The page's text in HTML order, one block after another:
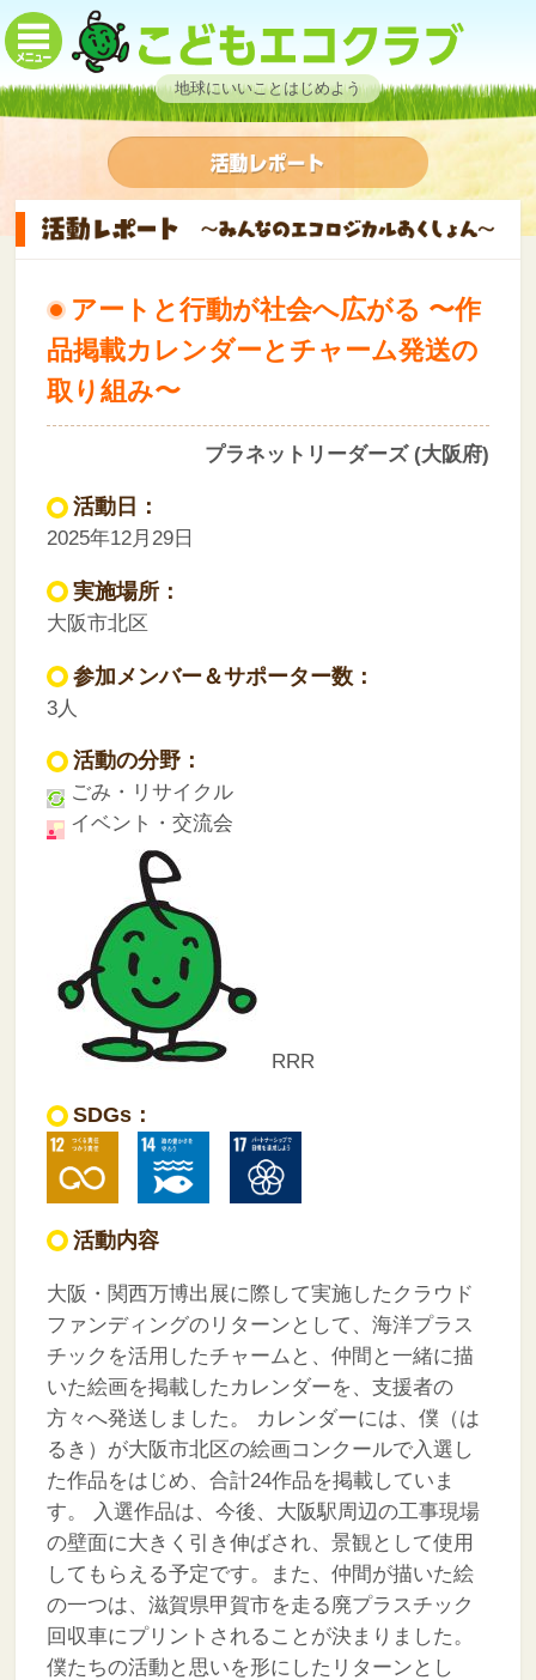
地球にいいことはじめよう
アートと行動が社会へ広がる 〜作
品掲載カレンダーとチャーム発送の
取り組み〜
プラネットリーダーズ (大阪府)
活動日：
2025年12月29日
実施場所：
大阪市北区
参加メンバー＆サポーター数：
3人
活動の分野：
ごみ・リサイクル
イベント・交流会
RRR
SDGs：
活動内容
大阪・関西万博出展に際して実施したクラウド
ファンディングのリターンとして、海洋プラス
チックを活用したチャームと、仲間と一緒に描
いた絵画を掲載したカレンダーを、支援者の
方々へ発送しました。
カレンダーには、僕（は
るき）が大阪市北区の絵画コンクールで入選し
た作品をはじめ、合計24作品を掲載していま
す。
入選作品は、今後、大阪駅周辺の工事現場
の壁面に大きく引き伸ばされ、景観として使用
してもらえる予定です。また、仲間が描いた絵
の一つは、滋賀県甲賀市を走る廃プラスチック
回収車にプリントされることが決まりました。
僕たちの活動と思いを形にしたリターンとし